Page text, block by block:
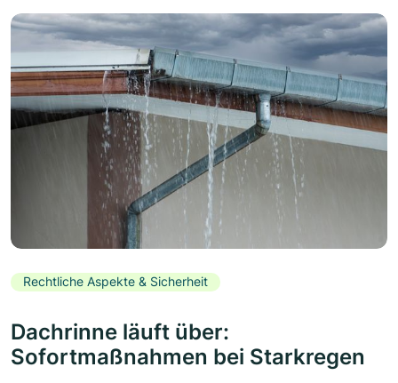
Rechtliche Aspekte & Sicherheit
Dachrinne läuft über:
Sofortmaßnahmen bei Starkregen